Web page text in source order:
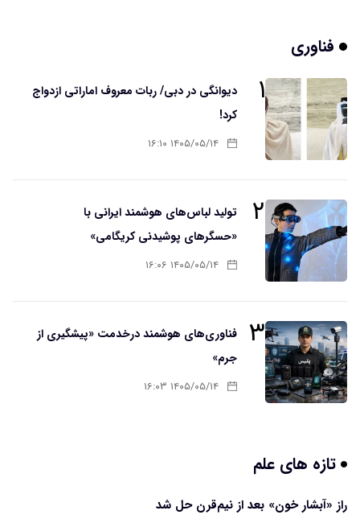
فناوری
۱
دیوانگی در دبی/ ربات معروف اماراتی ازدواج
کرد!
۱۴۰۵/۰۵/۱۴ ۱۶:۱۰
۲
تولید لباس‌های هوشمند ایرانی با
«حسگرهای پوشیدنی کریگامی»
۱۴۰۵/۰۵/۱۴ ۱۶:۰۶
۳
فناوری‌های هوشمند درخدمت «پیشگیری از
جرم»
۱۴۰۵/۰۵/۱۴ ۱۶:۰۳
تازه های علم
راز «آبشار خون» بعد از نیم‌قرن حل شد